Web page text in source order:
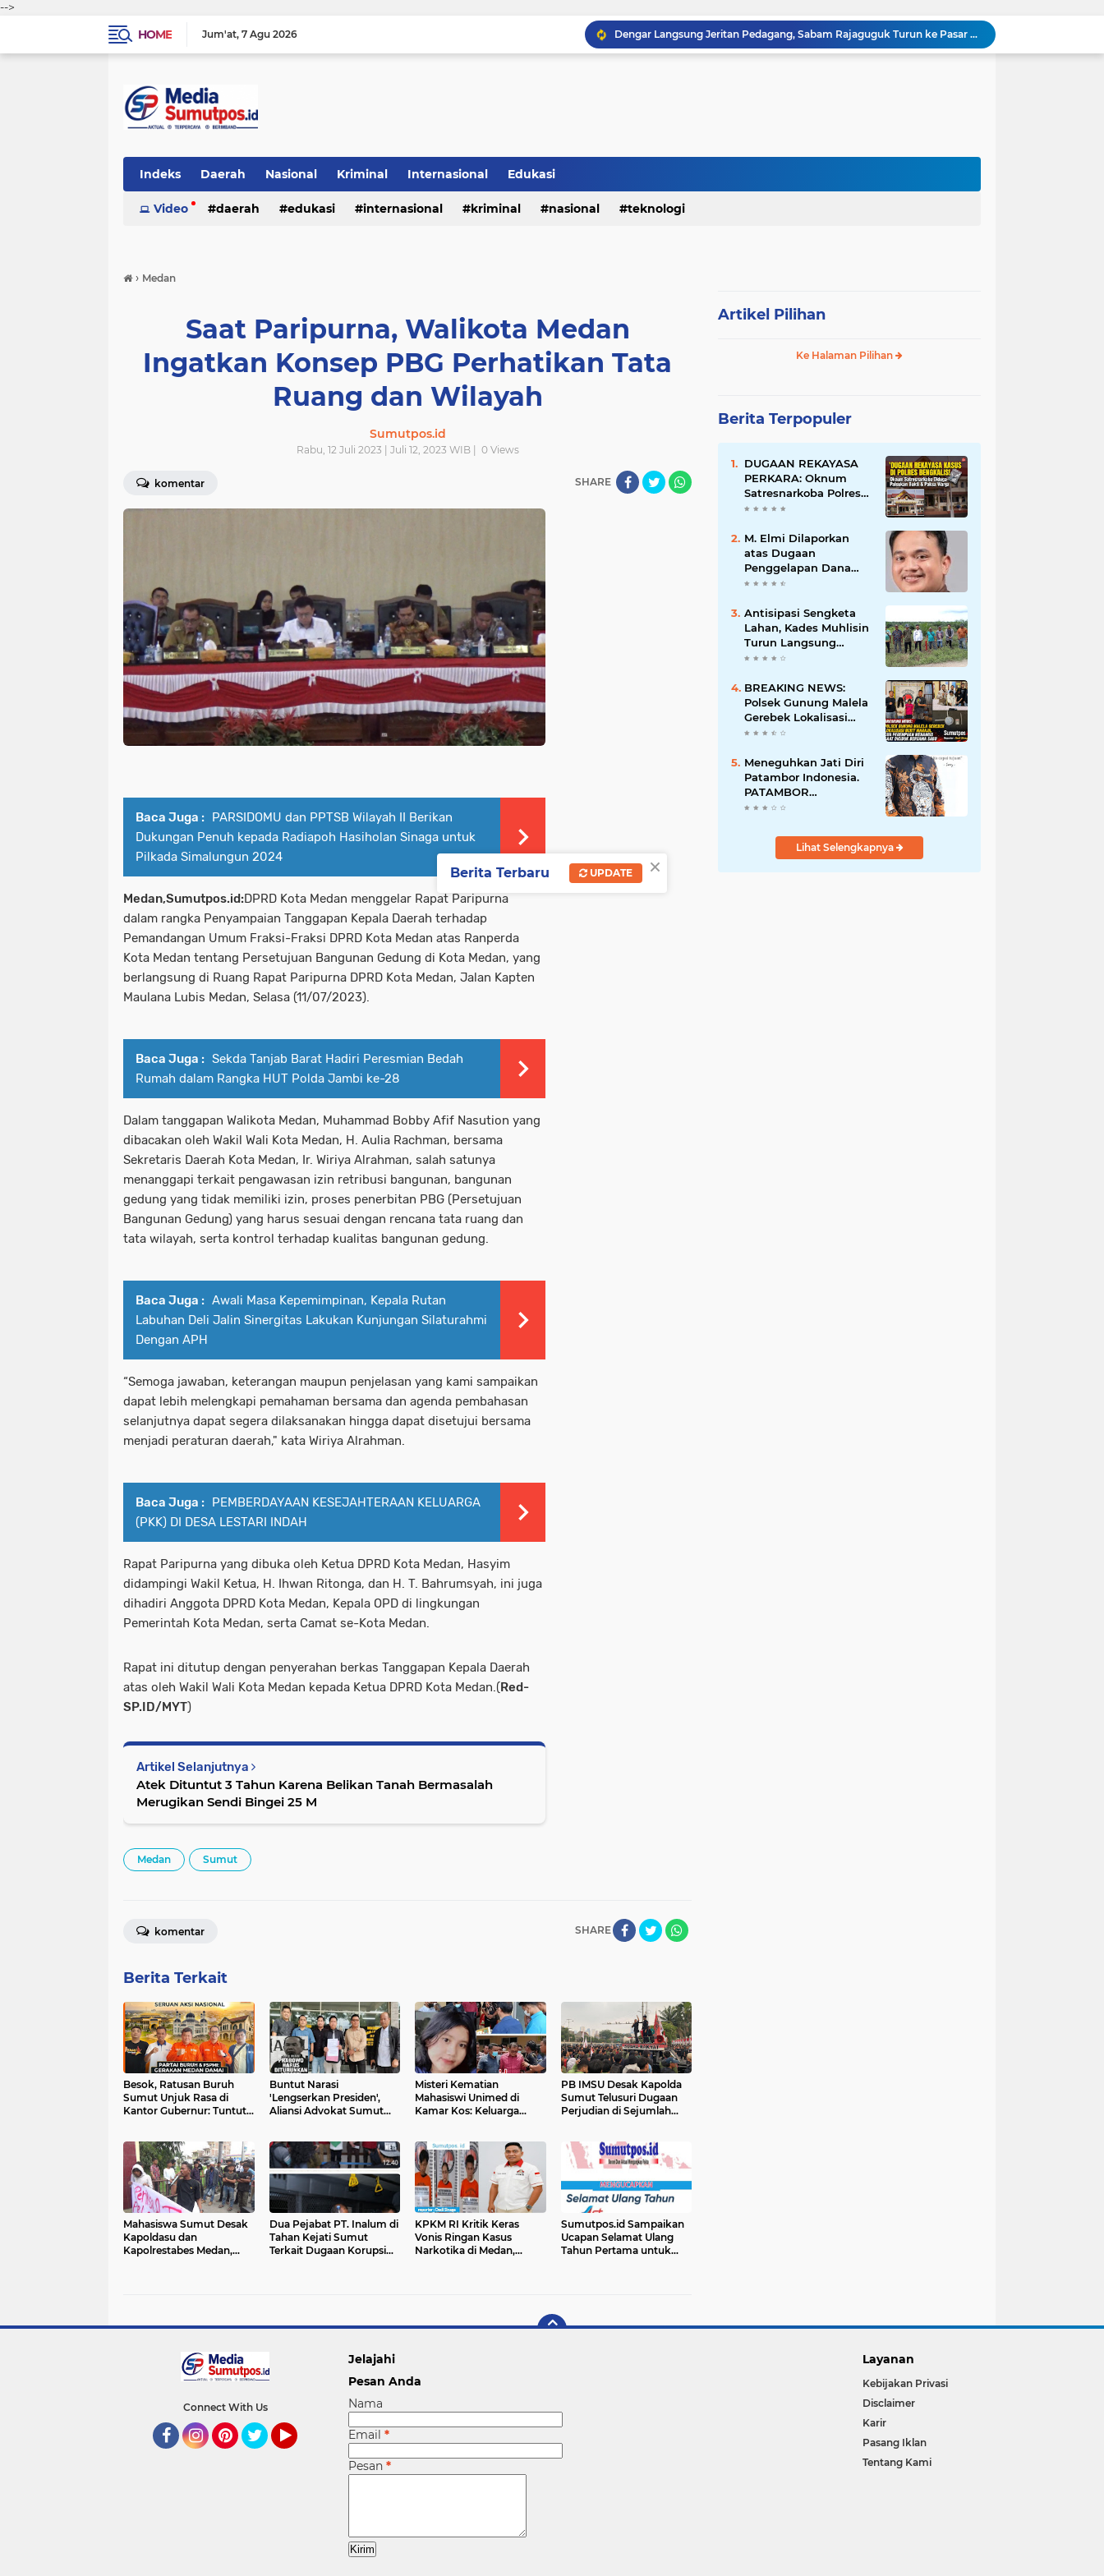
-->
HOME
Jum'at 7 Agu 2026
Dengar Langsung Jeritan Pedagang, Sabam Rajaguguk Turun ke Pasar Gelugur Rantauprapat
Sabam Rajaguguk Serap Aspirasi Warga Bilah Hilir, Tegaskan Komitmen Kawal Program Prabowo untuk Kesejahteraan Rakyat
Dalam Rangka HUT RI ke-81 dan Hari Jadi ke-61 Tanjab Barat Bupati Tanjab Barat Secara Resmi Membukaan Lomba Domino
Indeks Daerah Nasional Kriminal Internasional Edukasi
Video daerah edukasi internasional kriminal nasional teknologi
› Medan
Saat Paripurna, Walikota Medan
Ingatkan Konsep PBG Perhatikan Tata
Ruang dan Wilayah
Sumutpos.id
Rabu, 12 Juli 2023 | Juli 12, 2023 WIB | 0Views
komentar SHARE
Baca Juga : PARSIDOMU dan PPTSB Wilayah II Berikan
Dukungan Penuh kepada Radiapoh Hasiholan Sinaga untuk
Pilkada Simalungun 2024
Medan,Sumutpos.id:DPRD Kota Medan menggelar Rapat Paripurna
dalam rangka Penyampaian Tanggapan Kepala Daerah terhadap
Pemandangan Umum Fraksi-Fraksi DPRD Kota Medan atas Ranperda
Kota Medan tentang Persetujuan Bangunan Gedung di Kota Medan, yang
berlangsung di Ruang Rapat Paripurna DPRD Kota Medan, Jalan Kapten
Maulana Lubis Medan, Selasa (11/07/2023).
Baca Juga : Sekda Tanjab Barat Hadiri Peresmian Bedah
Rumah dalam Rangka HUT Polda Jambi ke-28
Dalam tanggapan Walikota Medan, Muhammad Bobby Afif Nasution yang
dibacakan oleh Wakil Wali Kota Medan, H. Aulia Rachman, bersama
Sekretaris Daerah Kota Medan, Ir. Wiriya Alrahman, salah satunya
menanggapi terkait pengawasan izin retribusi bangunan, bangunan
gedung yang tidak memiliki izin, proses penerbitan PBG (Persetujuan
Bangunan Gedung) yang harus sesuai dengan rencana tata ruang dan
tata wilayah, serta kontrol terhadap kualitas bangunan gedung.
Baca Juga : Awali Masa Kepemimpinan, Kepala Rutan
Labuhan Deli Jalin Sinergitas Lakukan Kunjungan Silaturahmi
Dengan APH
“Semoga jawaban, keterangan maupun penjelasan yang kami sampaikan
dapat lebih melengkapi pemahaman bersama dan agenda pembahasan
selanjutnya dapat segera dilaksanakan hingga dapat disetujui bersama
menjadi peraturan daerah," kata Wiriya Alrahman.
Baca Juga : PEMBERDAYAAN KESEJAHTERAAN KELUARGA
(PKK) DI DESA LESTARI INDAH
Rapat Paripurna yang dibuka oleh Ketua DPRD Kota Medan, Hasyim
didampingi Wakil Ketua, H. Ihwan Ritonga, dan H. T. Bahrumsyah, ini juga
dihadiri Anggota DPRD Kota Medan, Kepala OPD di lingkungan
Pemerintah Kota Medan, serta Camat se-Kota Medan.
Rapat ini ditutup dengan penyerahan berkas Tanggapan Kepala Daerah
atas oleh Wakil Wali Kota Medan kepada Ketua DPRD Kota Medan.(Red-
SP.ID/MYT)
Artikel Selanjutnya
Atek Dituntut 3 Tahun Karena Belikan Tanah Bermasalah
Merugikan Sendi Bingei 25 M
Medan Sumut
SHARE
komentar
Berita Terkait
Besok, Ratusan Buruh
Sumut Unjuk Rasa di
Kantor Gubernur: Tuntut
Buntut Narasi
'Lengserkan Presiden',
Aliansi Advokat Sumut
Misteri Kematian
Mahasiswi Unimed di
Kamar Kos: Keluarga
PB IMSU Desak Kapolda
Sumut Telusuri Dugaan
Perjudian di Sejumlah
Mahasiswa Sumut Desak
Kapoldasu dan
Kapolrestabes Medan,
Dua Pejabat PT. Inalum di
Tahan Kejati Sumut
Terkait Dugaan Korupsi
KPKM RI Kritik Keras
Vonis Ringan Kasus
Narkotika di Medan,
Sumutpos.id Sampaikan
Ucapan Selamat Ulang
Tahun Pertama untuk
Artikel Pilihan
Ke Halaman Pilihan
Berita Terpopuler
DUGAAN REKAYASA
PERKARA: Oknum
Satresnarkoba Polres
Bengkalis Diduga
Hingga Paksa Warga
Hadir di TKP
M. Elmi Dilaporkan
atas Dugaan
Penggelapan Dana
Pensiunan Guru dan
Pastikan Proses
Hukum Berjalan
Antisipasi Sengketa
Lahan, Kades Muhlisin
Turun Langsung
Tinjau Batas Wilayah
Diserobot PT Jatim
Jaya Perkasa
BREAKING NEWS:
Polsek Gunung Malela
Gerebek Lokalisasi
Bukit Maraja, Dua
Saat Diciduk Bersama
Sabu
Meneguhkan Jati Diri
Patambor Indonesia.
PATAMBOR
INDONESIA Akan
Jakarta.
Lihat Selengkapnya
Connect With Us
Jelajahi
Pesan Anda
Nama
Email *
Pesan *
Layanan
Kebijakan Privasi
Disclaimer
Karir
Pasang Iklan
Tentang Kami
×
Berita Terbaru UPDATE